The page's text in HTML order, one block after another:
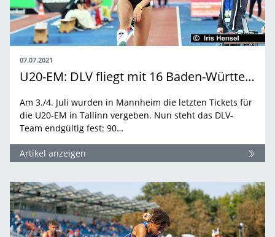
07.07.2021
U20-EM: DLV fliegt mit 16 Baden-Württembergern nach Tallinn
Am 3./4. Juli wurden in Mannheim die letzten Tickets für
die U20-EM in Tallinn vergeben. Nun steht das DLV-
Team endgültig fest: 90…
Artikel anzeigen